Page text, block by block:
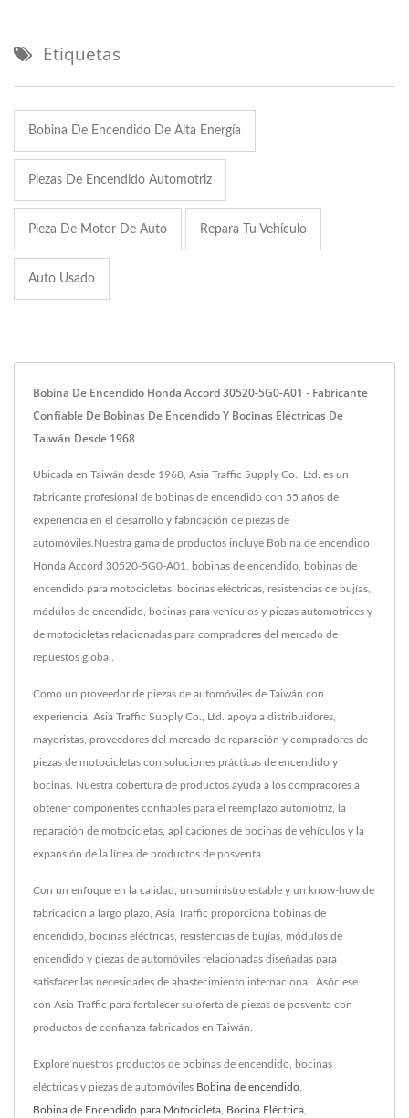
Etiquetas
Bobina De Encendido De Alta Energía
Piezas De Encendido Automotriz
Pieza De Motor De Auto Repara Tu Vehículo
Auto Usado
Bobina De Encendido Honda Accord 30520-5G0-A01 - Fabricante
Confiable De Bobinas De Encendido Y Bocinas Eléctricas De
Taiwán Desde 1968
Ubicada en Taiwán desde 1968, Asia Traffic Supply Co., Ltd. es un
fabricante profesional de bobinas de encendido con 55 años de
experiencia en el desarrollo y fabricación de piezas de
automóviles.Nuestra gama de productos incluye Bobina de encendido
Honda Accord 30520-5G0-A01, bobinas de encendido, bobinas de
encendido para motocicletas, bocinas eléctricas, resistencias de bujías,
módulos de encendido, bocinas para vehículos y piezas automotrices y
de motocicletas relacionadas para compradores del mercado de
repuestos global.
Como un proveedor de piezas de automóviles de Taiwán con
experiencia, Asia Traffic Supply Co., Ltd. apoya a distribuidores,
mayoristas, proveedores del mercado de reparación y compradores de
piezas de motocicletas con soluciones prácticas de encendido y
bocinas. Nuestra cobertura de productos ayuda a los compradores a
obtener componentes confiables para el reemplazo automotriz, la
reparación de motocicletas, aplicaciones de bocinas de vehículos y la
expansión de la línea de productos de posventa.
Con un enfoque en la calidad, un suministro estable y un know-how de
fabricación a largo plazo, Asia Traffic proporciona bobinas de
encendido, bocinas eléctricas, resistencias de bujías, módulos de
encendido y piezas de automóviles relacionadas diseñadas para
satisfacer las necesidades de abastecimiento internacional. Asóciese
con Asia Traffic para fortalecer su oferta de piezas de posventa con
productos de confianza fabricados en Taiwán.
Explore nuestros productos de bobinas de encendido, bocinas
eléctricas y piezas de automóviles Bobina de encendido
Bobina de Encendido para Motocicleta Bocina Eléctrica